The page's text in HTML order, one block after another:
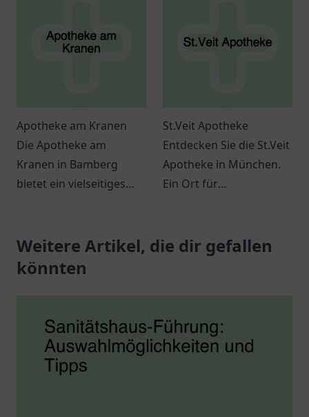
Apotheke am Kranen
Die Apotheke am
Kranen in Bamberg
bietet ein vielseitiges
und eine freundliche
Atmosphäre.
St.Veit Apotheke
Entdecken Sie die St.Veit
Apotheke in München.
Ein Ort für
Beratung und breiter
Produktpalette.
Weitere Artikel, die dir gefallen
könnten